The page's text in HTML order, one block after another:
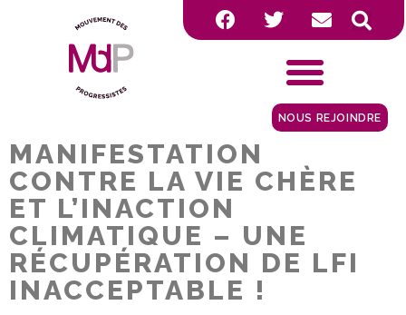
NOUS REJOINDRE
MANIFESTATION
CONTRE LA VIE CHÈRE
ET L’INACTION
CLIMATIQUE – UNE
RÉCUPÉRATION DE LFI
INACCEPTABLE !